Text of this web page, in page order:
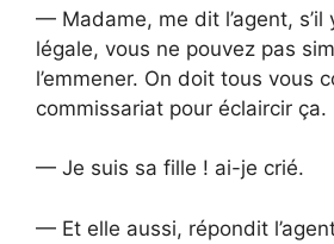
— Madame, me dit l’agent, s’il
légale, vous ne pouvez pas
l’emmener. On doit tous vous
commissariat pour éclaircir ça.
— Je suis sa fille ! ai-je crié.
— Et elle aussi, répondit